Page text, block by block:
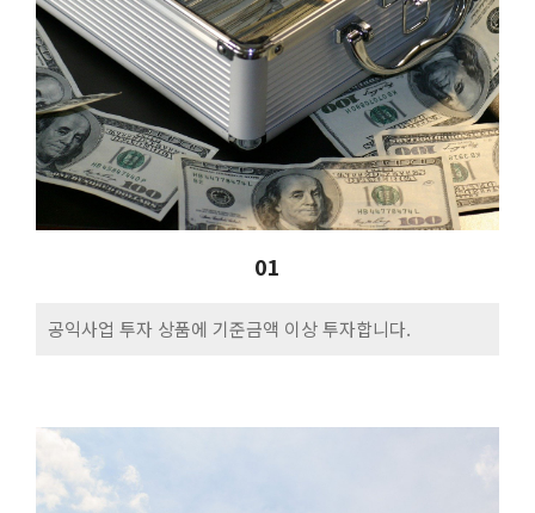
01
공익사업 투자 상품에 기준금액 이상 투자합니다.